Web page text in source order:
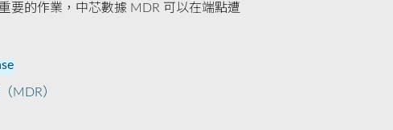
要的作業，中芯數據 MDR 可以在端點遭
MDR）